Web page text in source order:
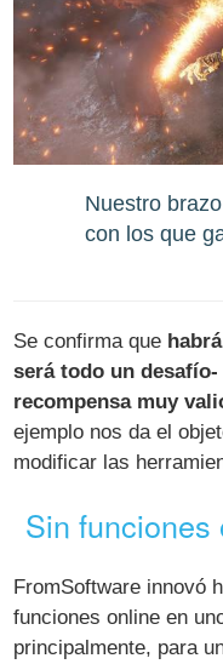
Nuestro
con los que
Se confirma que
será todo un
recompensa muy
ejemplo nos da el
modificar las
Sin funciones
FromSoftware innovó
funciones online en
principalmente, para